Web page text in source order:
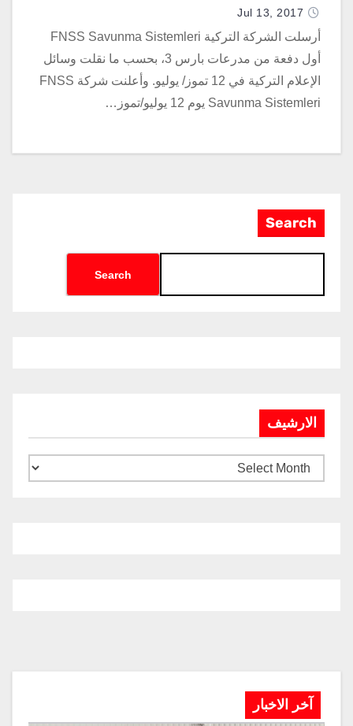
Jul 13, 2017
أرسلت الشركة التركية FNSS Savunma Sistemleri
أول دفعة من مدرعات بارس 3، بحسب ما نقلت وسائل
الإعلام التركية في 12 تموز/ يوليو. وأعلنت شركة FNSS
Savunma Sistemleri يوم 12 يوليو/تموز…
Search
Search
الارشيف
آخر الاخبار